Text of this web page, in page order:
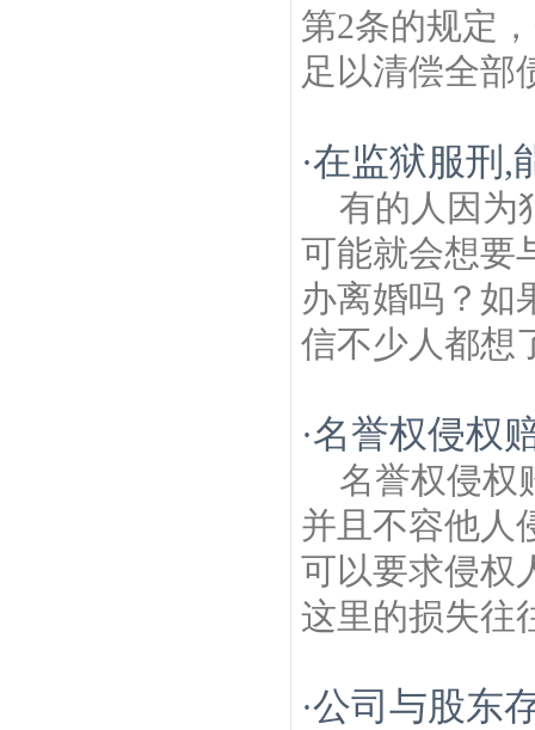
第2条的规定
足以清偿全部
·在监狱服刑,
有的人因为
可能就会想要
办离婚吗？如
信不少人都想
·名誉权侵权
名誉权侵权
并且不容他人
可以要求侵权
这里的损失往
·公司与股东